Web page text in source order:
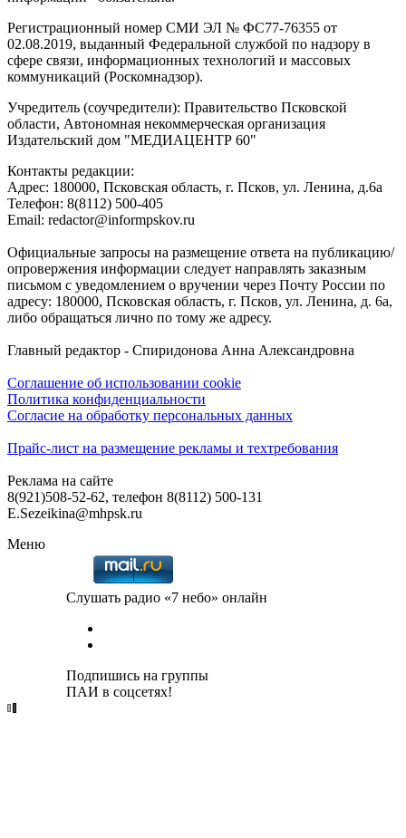
Регистрационный номер СМИ ЭЛ № ФС77-76355 от
02.08.2019, выданный Федеральной службой по надзору в
сфере связи, информационных технологий и массовых
коммуникаций (Роскомнадзор).
Учредитель (соучредители): Правительство Псковской
области, Автономная некоммерческая организация
Издательский дом "МЕДИАЦЕНТР 60"
Контакты редакции:
Адреc: 180000, Псковская область, г. Псков, ул. Ленина, д.6а
Телефон: 8(8112) 500-405
Email: redactor@informpskov.ru
Официальные запросы на размещение ответа на публикацию/
опровержения информации следует направлять заказным
письмом с уведомлением о вручении через Почту России по
адресу: 180000, Псковская область, г. Псков, ул. Ленина, д. 6а,
либо обращаться лично по тому же адресу.
Главный редактор - Спиридонова Анна Александровна
Соглашение об использовании cookie
Политика конфиденциальности
Согласие на обработку персональных данных
Прайс-лист на размещение рекламы и техтребования
Реклама на сайте
8(921)508-52-62, телефон 8(8112) 500-131
E.Sezeikina@mhpsk.ru
Меню
Слушать радио «7 небо» онлайн
Подпишись на группы
ПАИ в соцсетях!